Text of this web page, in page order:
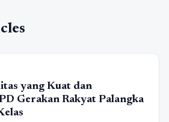
yang Kuat dan
Gerakan Rakyat Palangka